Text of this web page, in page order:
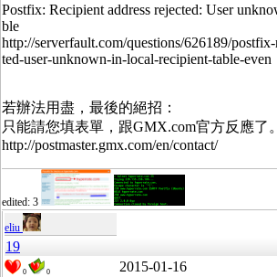
Postfix: Recipient address rejected: User
ble
http://serverfault.com/questions/626189/
ted-user-unknown-in-local-recipient-table-even
若辦法用盡，最後的絕招：
只能請您填表單，跟GMX.com官方反應了。
http://postmaster.gmx.com/en/contact/
edited: 3
eliu
19
0 0 2015-01-16